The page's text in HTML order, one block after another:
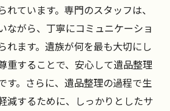
ています。専門のスタッフは、
ながら、丁寧にコミュニケーショ
れます。遺族が何を最も大切にし
重することで、安心して遺品整理
す。さらに、遺品整理の過程で生
減するために、しっかりとしたサ